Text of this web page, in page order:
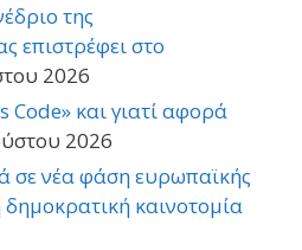
της
επιστρέφει στο
2026
Code» και γιατί αφορά
2026
σε νέα φάση ευρωπαϊκής
δημοκρατική καινοτομία